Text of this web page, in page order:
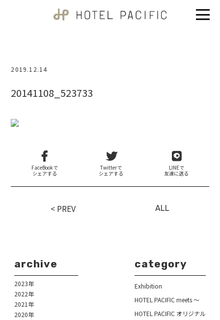
2019.12.14
20141108_523733
FaceBookで
シェアする
Twitterで
シェアする
LINEで
友達に送る
< PREV ALL
archive
2023年
2022年
2021年
2020年
category
Exhibition
HOTEL PACIFIC meets ～
HOTEL PACIFIC オリジナル